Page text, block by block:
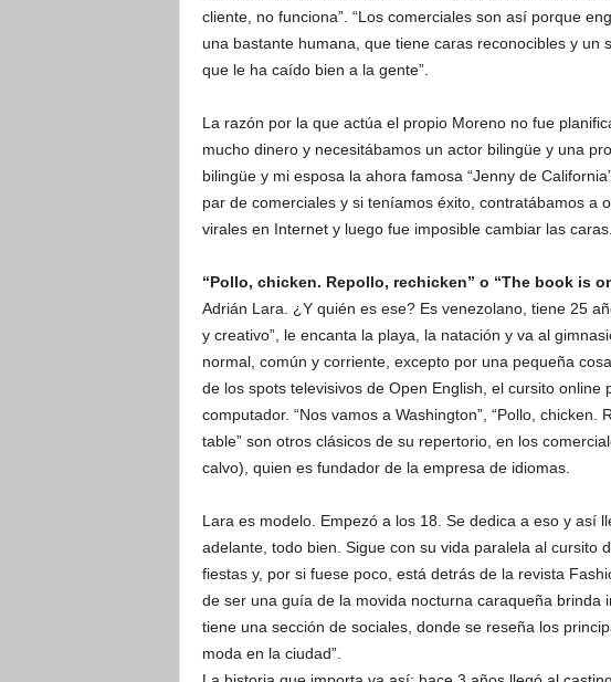
cliente, no funciona”. “Los comerciales son así porque
una bastante humana, que tiene caras reconocibles y un
que le ha caído bien a la gente”.
La razón por la que actúa el propio Moreno no fue
mucho dinero y necesitábamos un actor bilingüe y una
bilingüe y mi esposa la ahora famosa “Jenny de
par de comerciales y si teníamos éxito, contratábamos a
virales en Internet y luego fue imposible cambiar las caras.
“Pollo, chicken. Repollo, rechicken” o “The book is
Adrián Lara. ¿Y quién es ese? Es venezolano, tiene 25
y creativo”, le encanta la playa, la natación y va al
normal, común y corriente, excepto por una pequeña
de los spots televisivos de Open English, el cursito online
computador. “Nos vamos a Washington”, “Pollo, chicken.
table” son otros clásicos de su repertorio, en los
calvo), quien es fundador de la empresa de idiomas.
Lara es modelo. Empezó a los 18. Se dedica a eso y así
adelante, todo bien. Sigue con su vida paralela al cursito
fiestas y, por si fuese poco, está detrás de la revista
de ser una guía de la movida nocturna caraqueña brinda
tiene una sección de sociales, donde se reseña los
moda en la ciudad”.